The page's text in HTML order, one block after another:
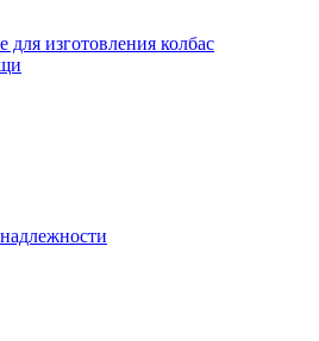
для изготовления колбас